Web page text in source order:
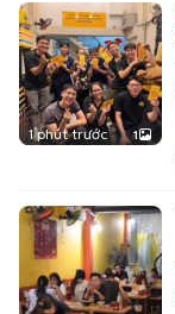
1 phút trước 1